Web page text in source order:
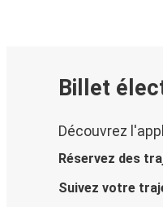
Billet
Découvrez
Réservez des
Suivez votre